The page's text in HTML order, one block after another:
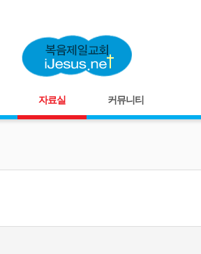
자료실 커뮤니티